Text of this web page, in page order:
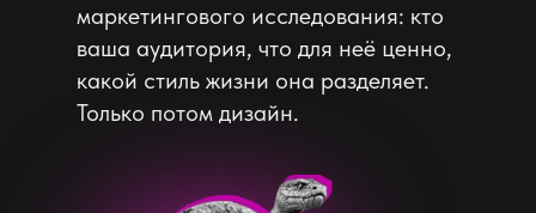
маркетингового исследования: кто
ваша аудитория, что для неё ценно,
какой стиль жизни она разделяет.
Только потом дизайн.